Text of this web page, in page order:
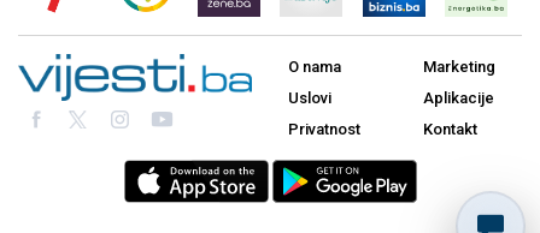
O nama
Uslovi
Privatnost
Marketing
Aplikacije
Kontakt